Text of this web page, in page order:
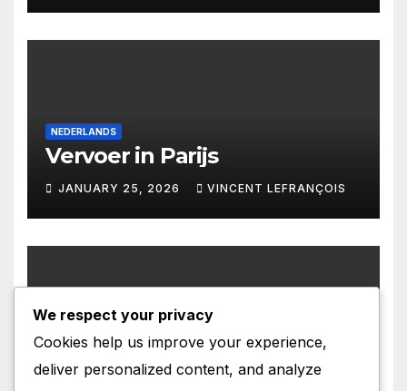
NEDERLANDS
Vervoer in Parijs
JANUARY 25, 2026 VINCENT LEFRANÇOIS
CATALA
Personatges de Ficció a París
We respect your privacy
Cookies help us improve your experience,
deliver personalized content, and analyze